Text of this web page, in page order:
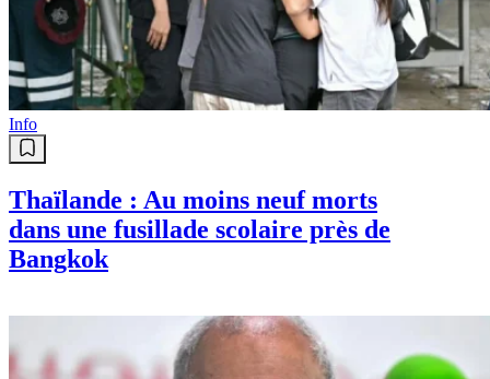
Info
Thaïlande : Au moins neuf morts
dans une fusillade scolaire près de
Bangkok